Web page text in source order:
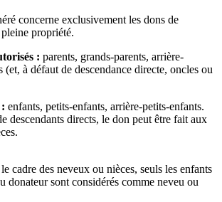
concerne exclusivement les dons de
propriété.
: parents, grands-parents, arrière-
(et, à défaut de descendance directe, oncles ou
enfants, petits-enfants, arrière-petits-enfants.
descendants directs, le don peut être fait aux
cadre des neveux ou nièces, seuls les enfants
donateur sont considérés comme neveu ou